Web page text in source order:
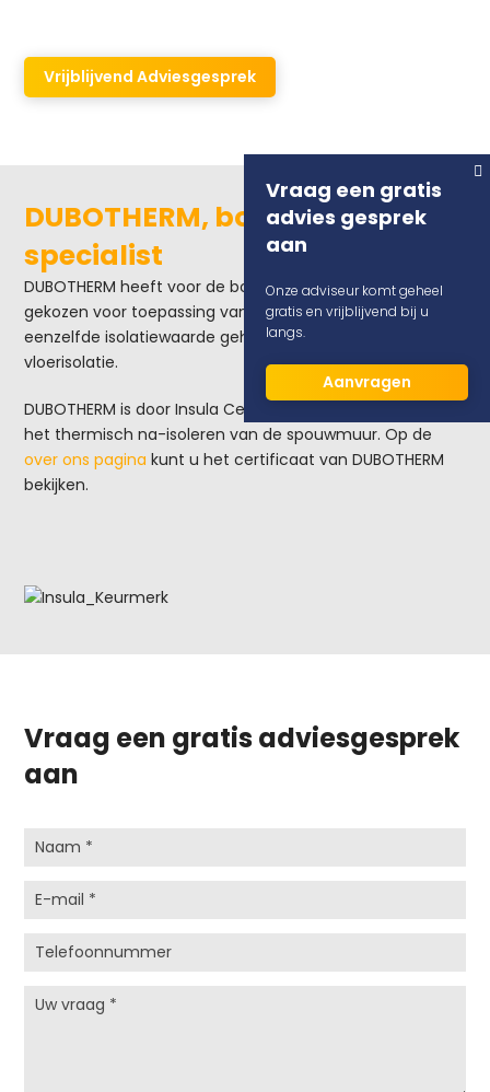
Vrijblijvend Adviesgesprek
DUBOTHERM, bodemisolatie
specialist
DUBOTHERM heeft voor de bodemisolatie bewust
gekozen voor toepassing van EPS-parels. Hiermee kan
eenzelfde isolatiewaarde gehaald worden als met
vloerisolatie.
DUBOTHERM is door Insula Certificatie gecertificeerd voor
het thermisch na-isoleren van de spouwmuur. Op de
over ons pagina kunt u het certificaat van DUBOTHERM
bekijken.
Vraag een gratis adviesgesprek
aan
Vraag een gratis
advies gesprek
aan
Onze adviseur komt geheel
gratis en vrijblijvend bij u
langs.
Aanvragen